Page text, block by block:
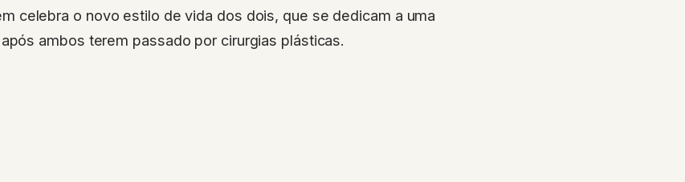
celebra o novo estilo de vida dos dois, que se dedicam a uma
ambos terem passado por cirurgias plásticas.